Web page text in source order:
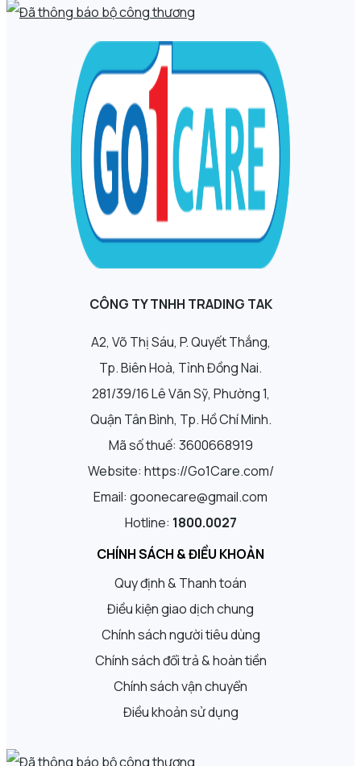
CÔNG TY TNHH TRADING TAK
A2, Võ Thị Sáu, P. Quyết Thắng,
Tp. Biên Hoà, Tỉnh Đồng Nai.
281/39/16 Lê Văn Sỹ, Phường 1,
Quận Tân Bình, Tp. Hồ Chí Minh.
Mã số thuế: 3600668919
Website: https://Go1Care.com/
Email: goonecare@gmail.com
Hotline: 1800.0027
CHÍNH SÁCH & ĐIỀU KHOẢN
Quy định & Thanh toán
Điều kiện giao dịch chung
Chính sách người tiêu dùng
Chính sách đổi trả & hoàn tiền
Chính sách vận chuyển
Điều khoản sử dụng